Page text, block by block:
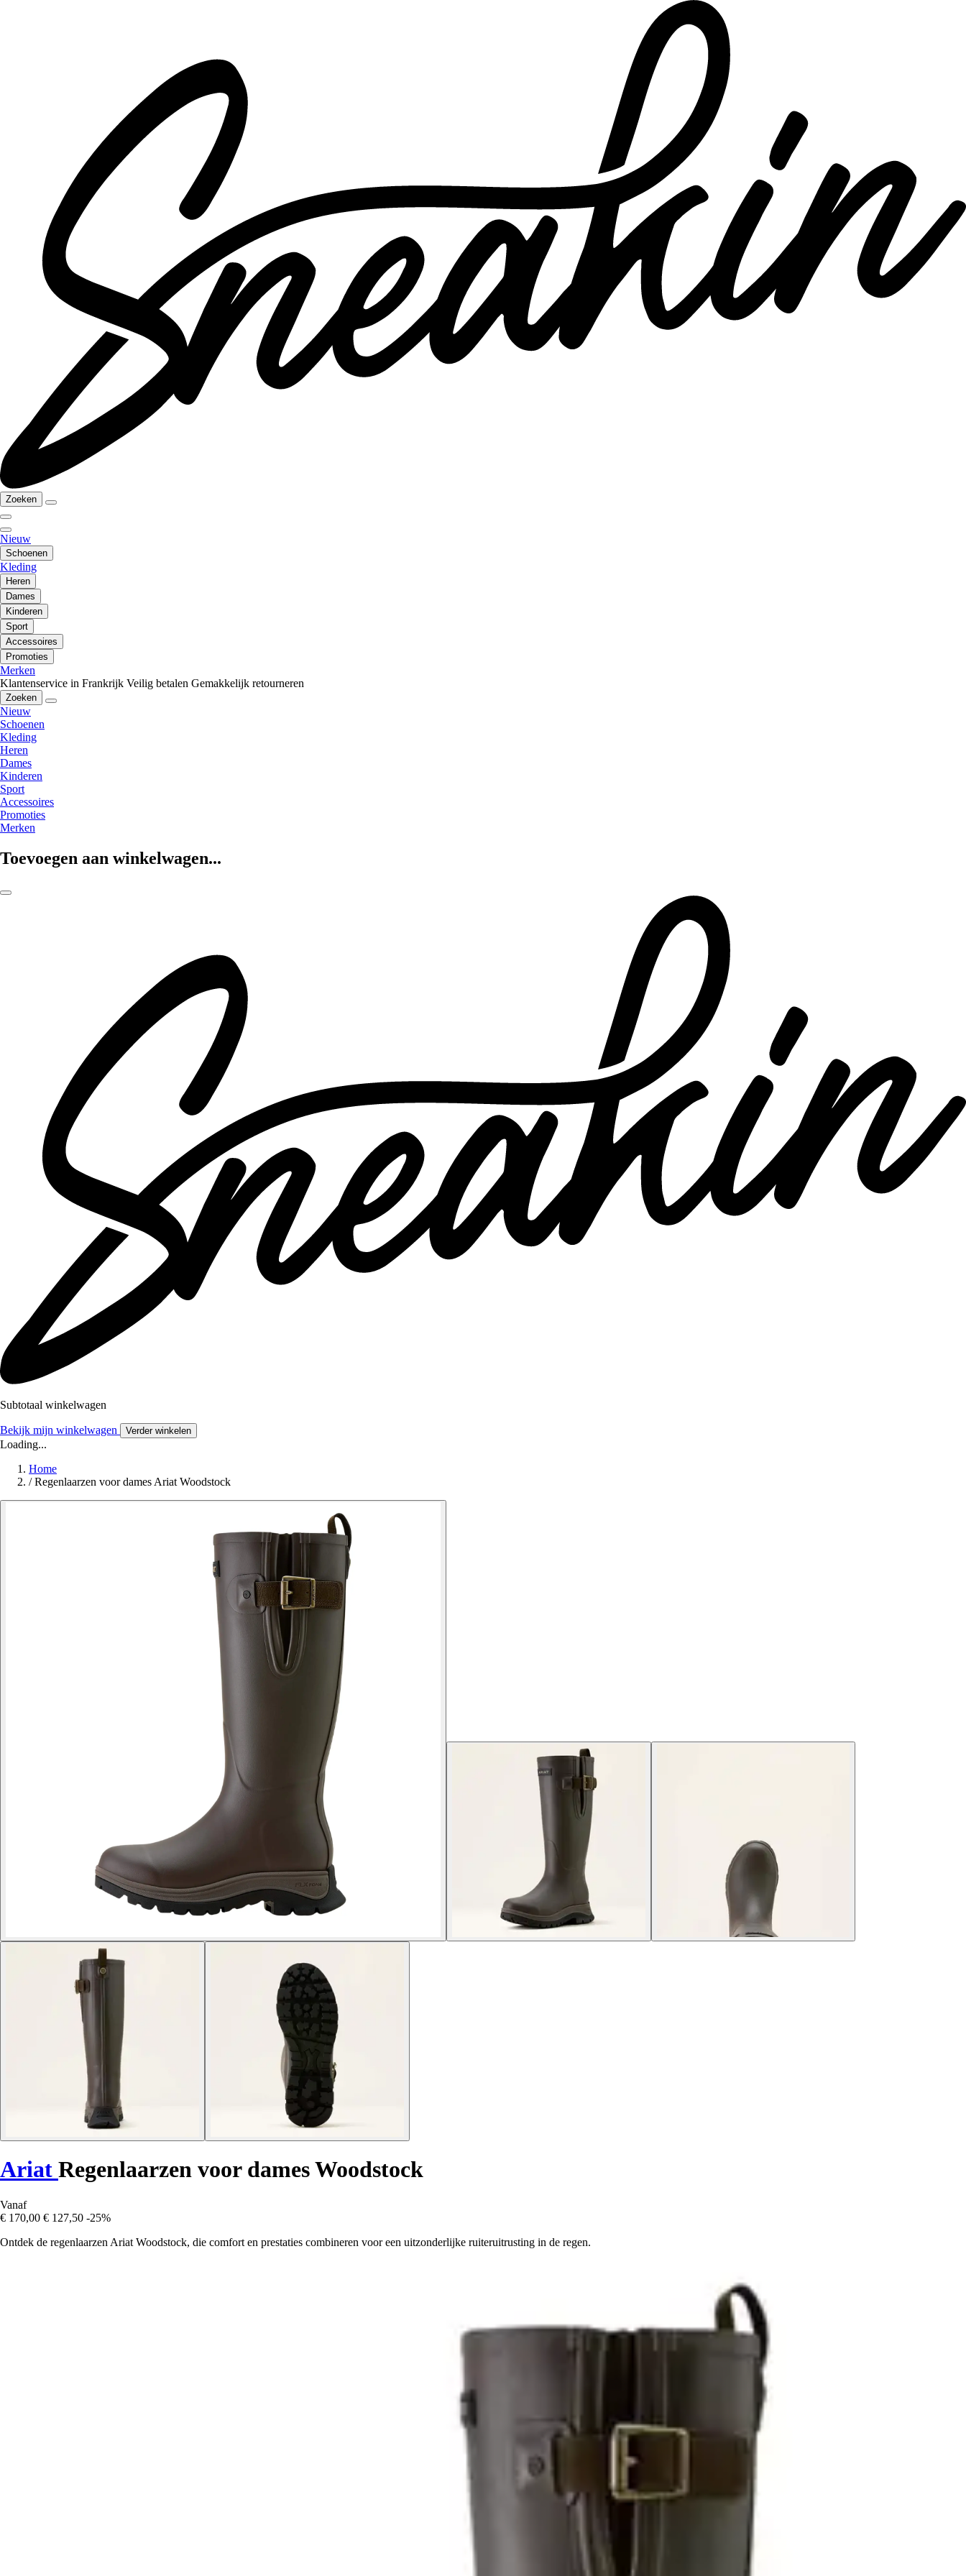
Zoeken
Nieuw
Schoenen
Kleding
Heren
Dames
Kinderen
Sport
Accessoires
Promoties
Merken
Klantenservice in Frankrijk Veilig betalen Gemakkelijk retourneren
Zoeken
Nieuw
Schoenen
Kleding
Heren
Dames
Kinderen
Sport
Accessoires
Promoties
Merken
Toevoegen aan winkelwagen...
Subtotaal winkelwagen
Bekijk mijn winkelwagen Verder winkelen
Loading...
Home
/ Regenlaarzen voor dames Ariat Woodstock
Ariat Regenlaarzen voor dames Woodstock
Vanaf
€ 170,00 € 127,50 -25%
Ontdek de regenlaarzen Ariat Woodstock, die comfort en prestaties combineren voor een uitzonderlijke ruiteruitrusting in de regen.